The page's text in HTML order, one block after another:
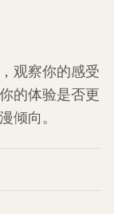
观察你的感受
的体验是否更
倾向。